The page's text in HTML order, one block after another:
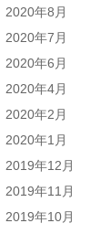
2020年8月
2020年7月
2020年6月
2020年4月
2020年2月
2020年1月
2019年12月
2019年11月
2019年10月